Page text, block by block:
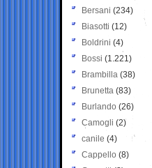
Bersani (234)
Biasotti (12)
Boldrini (4)
Bossi (1.221)
Brambilla (38)
Brunetta (83)
Burlando (26)
Camogli (2)
canile (4)
Cappello (8)